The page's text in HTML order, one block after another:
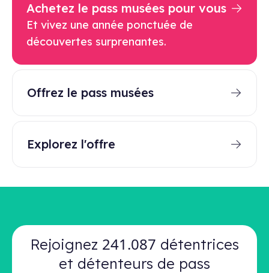
Achetez le pass musées pour vous
Et vivez une année ponctuée de
découvertes surprenantes.
Offrez le pass musées
Explorez l'offre
Rejoignez 241.087 détentrices
et détenteurs de pass